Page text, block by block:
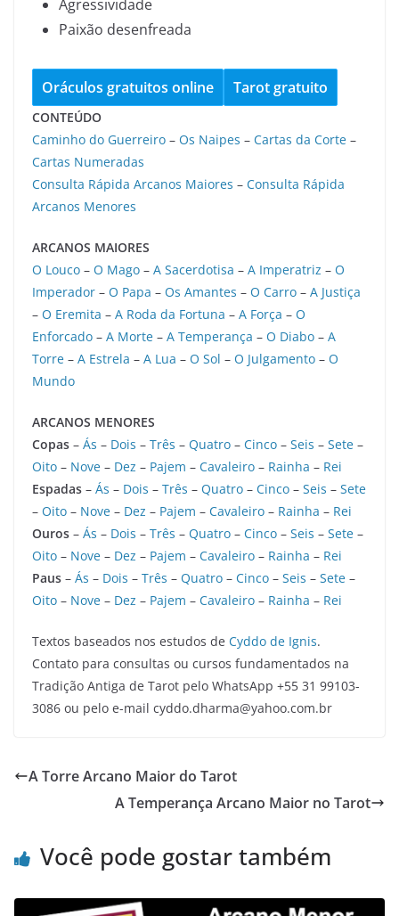
Agressividade
Paixão desenfreada
Oráculos gratuitos online Tarot gratuito
CONTEÚDO
Caminho do Guerreiro – Os Naipes – Cartas da Corte –
Cartas Numeradas
Consulta Rápida Arcanos Maiores – Consulta Rápida
Arcanos Menores
ARCANOS MAIORES
O Louco – O Mago – A Sacerdotisa – A Imperatriz – O
Imperador – O Papa – Os Amantes – O Carro – A Justiça
– O Eremita – A Roda da Fortuna – A Força – O
Enforcado – A Morte – A Temperança – O Diabo – A
Torre – A Estrela – A Lua – O Sol – O Julgamento – O
Mundo
ARCANOS MENORES
Copas – Ás – Dois – Três – Quatro – Cinco – Seis – Sete –
Oito – Nove – Dez – Pajem – Cavaleiro – Rainha – Rei
Espadas – Ás – Dois – Três – Quatro – Cinco – Seis – Sete
– Oito – Nove – Dez – Pajem – Cavaleiro – Rainha – Rei
Ouros – Ás – Dois – Três – Quatro – Cinco – Seis – Sete –
Oito – Nove – Dez – Pajem – Cavaleiro – Rainha – Rei
Paus – Ás – Dois – Três – Quatro – Cinco – Seis – Sete –
Oito – Nove – Dez – Pajem – Cavaleiro – Rainha – Rei
Textos baseados nos estudos de Cyddo de Ignis.
Contato para consultas ou cursos fundamentados na
Tradição Antiga de Tarot pelo WhatsApp +55 31 99103-
3086 ou pelo e-mail cyddo.dharma@yahoo.com.br
A Torre Arcano Maior do Tarot
A Temperança Arcano Maior no Tarot
Você pode gostar também